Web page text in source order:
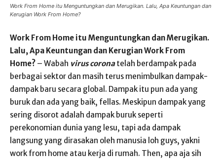
Work From Home itu Menguntungkan dan Merugikan. Lalu, Apa Keuntungan dan
Kerugian Work From Home?
Work From Home itu Menguntungkan dan Merugikan.
Lalu, Apa Keuntungan dan Kerugian Work From
Home? – Wabah virus corona telah berdampak pada
berbagai sektor dan masih terus menimbulkan dampak-
dampak baru secara global. Dampak itu pun ada yang
buruk dan ada yang baik, fellas. Meskipun dampak yang
sering disorot adalah dampak buruk seperti
perekonomian dunia yang lesu, tapi ada dampak
langsung yang dirasakan oleh manusia loh guys, yakni
work from home atau kerja di rumah. Then, apa aja sih